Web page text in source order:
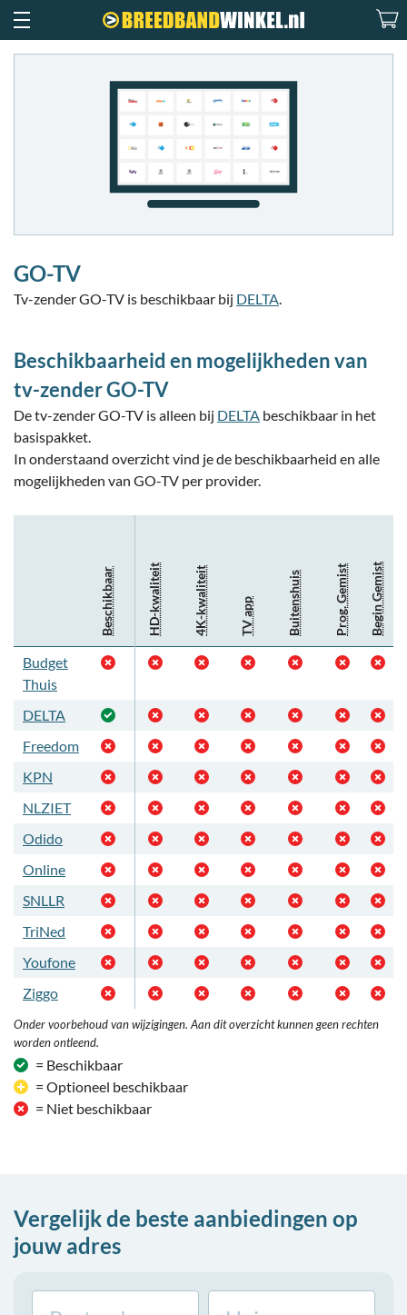
GO-TV
Tv-zender GO-TV is beschikbaar bij DELTA.
Beschikbaarheid en mogelijkheden van
tv-zender GO-TV
De tv-zender GO-TV is alleen bij DELTA beschikbaar in het
basispakket.
In onderstaand overzicht vind je de beschikbaarheid en alle
mogelijkheden van GO-TV per provider.
Beschikbaar HD-kwaliteit 4K-kwaliteit TV app Buitenshuis Prog. Gemist Begin Gemist
Budget
Thuis
DELTA
Freedom
KPN
NLZIET
Odido
Online
SNLLR
TriNed
Youfone
Ziggo
Onder voorbehoud van wijzigingen. Aan dit overzicht kunnen geen rechten
worden ontleend.
= Beschikbaar
= Optioneel beschikbaar
= Niet beschikbaar
Vergelijk de beste aanbiedingen op
jouw adres